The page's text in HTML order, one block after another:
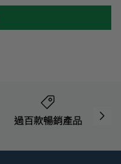
過百款暢銷產品